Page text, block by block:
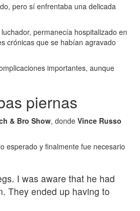
pero sí enfrentaba una delicada
permanecía hospitalizado en
crónicas que se habían agravado
importantes, aunque
piernas
& Bro Show, donde Vince Russo
esperado y finalmente fue necesario
I was aware that he had
They ended up having to